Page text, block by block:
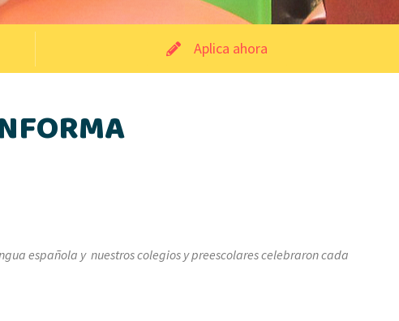
Aplica ahora
española y nuestros colegios y preescolares celebraron cada